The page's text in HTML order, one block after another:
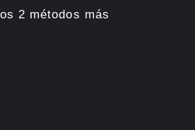
2 métodos más